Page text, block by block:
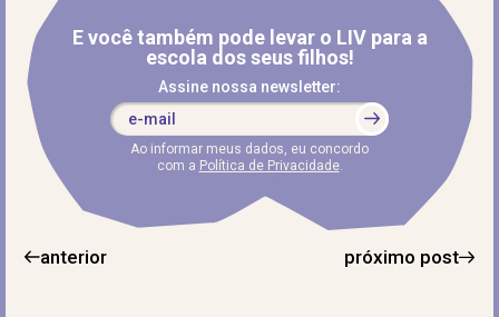
E você também pode levar o LIV para a
escola dos seus filhos!
Assine nossa newsletter:
Ao informar meus dados, eu concordo
com a Política de Privacidade.
anterior próximo post